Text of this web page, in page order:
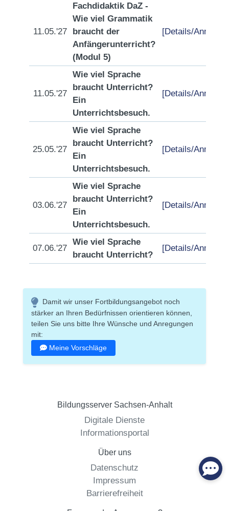
11.05.'27
Fachdidaktik DaZ -
Wie viel Grammatik
braucht der
Anfängerunterricht?
(Modul 5)
[Details/
11.05.'27
Wie viel Sprache
braucht Unterricht?
Ein
Unterrichtsbesuch.
[Details/
25.05.'27
Wie viel Sprache
braucht Unterricht?
Ein
Unterrichtsbesuch.
[Details/
03.06.'27
Wie viel Sprache
braucht Unterricht?
Ein
Unterrichtsbesuch.
[Details/
07.06.'27
Wie viel Sprache
braucht Unterricht?
[Details/
Damit wir unser Fortbildungsangebot noch
stärker an Ihren Bedürfnissen orientieren können,
teilen Sie uns bitte Ihre Wünsche und Anregungen
mit:
Meine Vorschläge
Bildungsserver Sachsen-Anhalt
Digitale Dienste
Informationsportal
Über uns
Datenschutz
Impressum
Barrierefreiheit